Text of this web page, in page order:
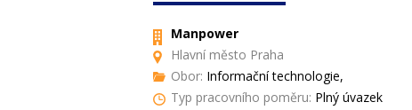
Manpower
Hlavní město Praha
Obor: Informační technologie,
Typ pracovního poměru: Plný úvazek